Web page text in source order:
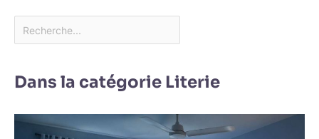
Dans la catégorie Literie